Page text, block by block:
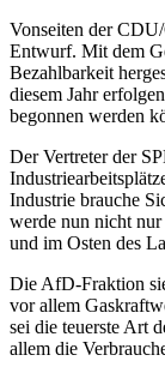
Vonseiten der
Entwurf. Mit dem
Bezahlbarkeit
diesem Jahr
begonnen werden
Der Vertreter der
Industrie brauche
werde nun nicht
und im Osten des
Die AfD-Fraktion
vor allem
sei die teuerste Art
allem die